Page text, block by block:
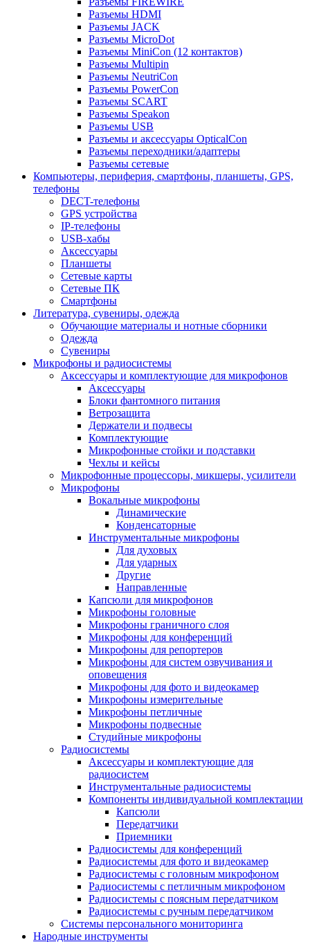
Разъемы HDMI
Разъемы JACK
Разъемы MicroDot
Разъемы MiniCon (12 контактов)
Разъемы Multipin
Разъемы NeutriCon
Разъемы PowerCon
Разъемы SCART
Разъемы Speakon
Разъемы USB
Разъемы и аксессуары OpticalCon
Разъемы переходники/адаптеры
Разъемы сетевые
Компьютеры, периферия, смартфоны, планшеты, GPS,
телефоны
DECT-телефоны
GPS устройства
IP-телефоны
USB-хабы
Аксессуары
Планшеты
Сетевые карты
Сетевые ПК
Смартфоны
Литература, сувениры, одежда
Обучающие материалы и нотные сборники
Одежда
Сувениры
Микрофоны и радиосистемы
Аксессуары и комплектующие для микрофонов
Аксессуары
Блоки фантомного питания
Ветрозащита
Держатели и подвесы
Комплектующие
Микрофонные стойки и подставки
Чехлы и кейсы
Микрофонные процессоры, микшеры, усилители
Микрофоны
Вокальные микрофоны
Динамические
Конденсаторные
Инструментальные микрофоны
Для духовых
Для ударных
Другие
Направленные
Капсюли для микрофонов
Микрофоны головные
Микрофоны граничного слоя
Микрофоны для конференций
Микрофоны для репортеров
Микрофоны для систем озвучивания и
оповещения
Микрофоны для фото и видеокамер
Микрофоны измерительные
Микрофоны петличные
Микрофоны подвесные
Студийные микрофоны
Радиосистемы
Аксессуары и комплектующие для
радиосистем
Инструментальные радиосистемы
Компоненты индивидуальной комплектации
Капсюли
Передатчики
Приемники
Радиосистемы для конференций
Радиосистемы для фото и видеокамер
Радиосистемы с головным микрофоном
Радиосистемы с петличным микрофоном
Радиосистемы с поясным передатчиком
Радиосистемы с ручным передатчиком
Системы персонального мониторинга
Народные инструменты